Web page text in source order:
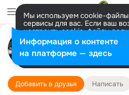
Мы используем cookie-
сервисы для вас. Если ваш
настроить cookie-файлы
представитель. Больше
Разрешить все Настроить
Yana и Элина
Владивосток
22 школа
Добавить в друзья Написать
Информация о контенте
на платформе — здесь